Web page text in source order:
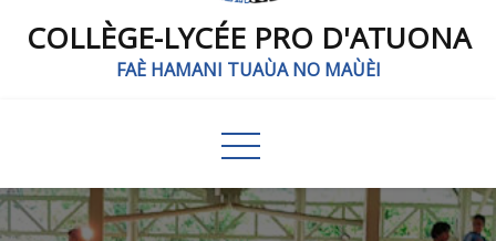
COLLÈGE-LYCÉE PRO D'ATUONA
FAÈ HAMANI TUAÙA NO MAÙÈI